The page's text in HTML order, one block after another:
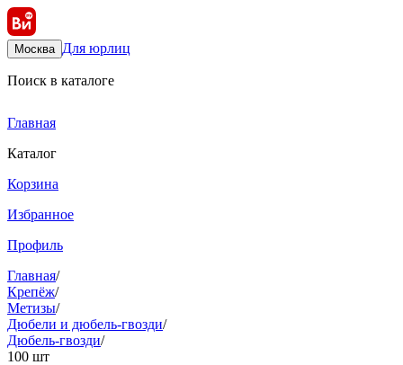
Москва Для юрлиц
Поиск в каталоге
Главная
Каталог
Корзина
Избранное
Профиль
Главная/
Крепёж/
Метизы/
Дюбели и дюбель-гвозди/
Дюбель-гвозди/
100 шт